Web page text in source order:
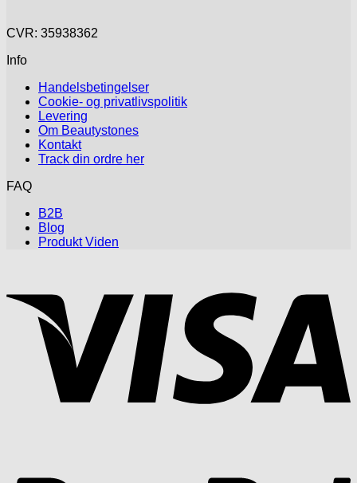
50.00kr..
CVR: 35938362
Info
Handelsbetingelser
Cookie- og privatlivspolitik
Levering
Om Beautystones
Kontakt
Track din ordre her
FAQ
B2B
Blog
Produkt Viden